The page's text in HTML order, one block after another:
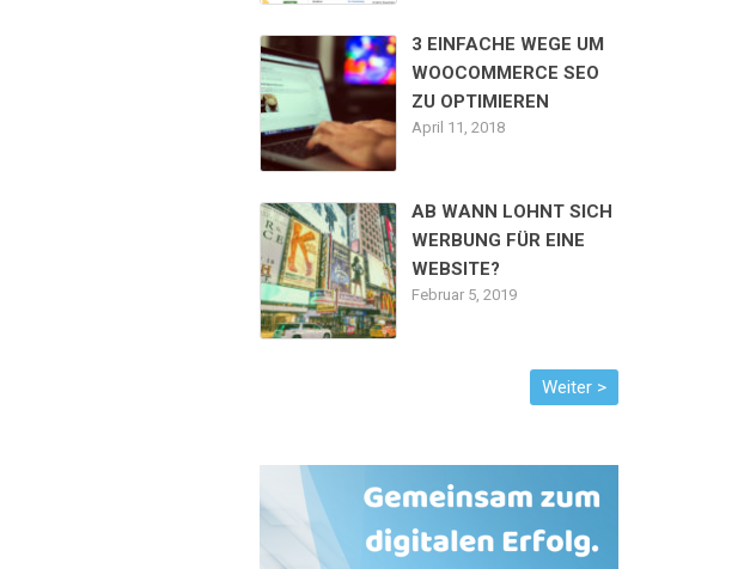
3 EINFACHE WEGE UM
WOOCOMMERCE SEO
ZU OPTIMIEREN
April 11, 2018
AB WANN LOHNT SICH
WERBUNG FÜR EINE
WEBSITE?
Februar 5, 2019